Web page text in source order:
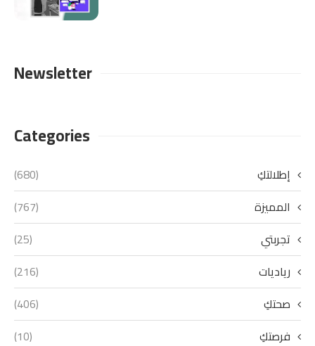
Newsletter
Categories
إطلالتكِ
(680)
المميزة
(767)
تجربتي
(25)
رياديات
(216)
صحتكِ
(406)
فرصتكِ
(10)